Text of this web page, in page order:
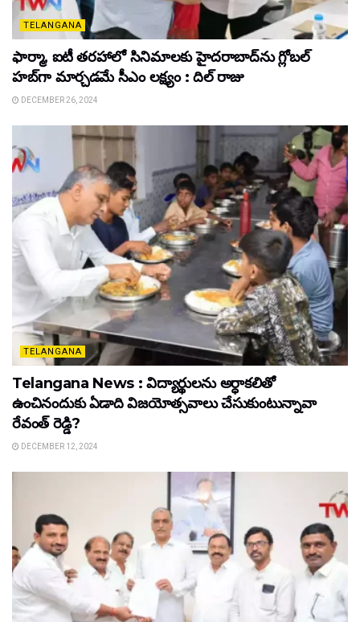
TELANGANA
ఫార్మా, ఐటీ తరహాలో సినిమాలకు హైదరాబాద్‌ను గ్లోబల్
హబ్‌గా మార్చడమే సీఎం లక్ష్యం : దిల్ రాజు
DECEMBER 26, 2024
TELANGANA
Telangana News : విద్యార్థులను అర్ధాకలితో
ఉంచినందుకు ఏడాది విజయోత్సవాలు చేసుకుంటున్నావా
రేవంత్ రెడ్డి?
DECEMBER 12, 2024